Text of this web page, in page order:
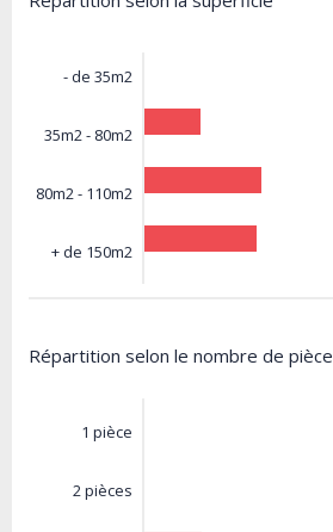
- de 35m2
35m2 - 80m2
80m2 - 110m2
+ de 150m2
Répartition selon le nombre de pièce
1 pièce
2 pièces